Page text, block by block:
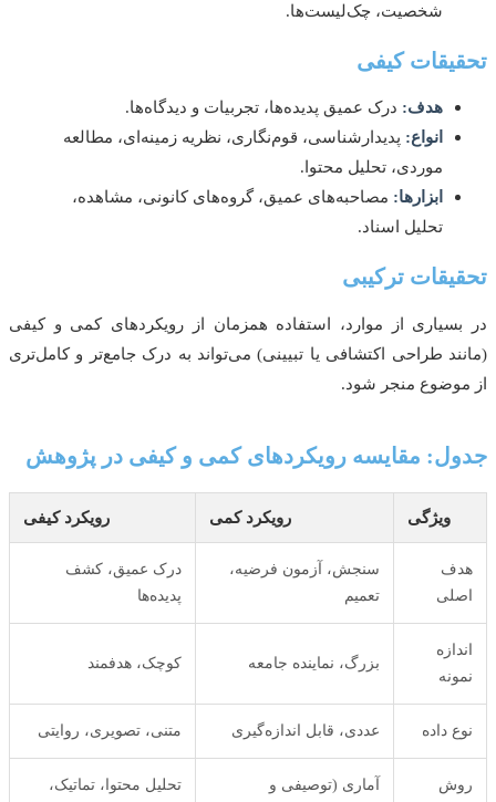
شخصیت، چک‌لیست‌ها.
کیفی
هدف:درک عمیق پدیده‌ها، تجربیات و دیدگاه‌ها.
انواع:
پدیدارشناسی، قوم‌نگاری، نظریه زمینه‌ای، مطالعه
موردی، تحلیل محتوا.
ابزارها: مصاحبه‌های عمیق، گروه‌های کانونی، مشاهده،
تحلیل اسناد.
ترکیبی
از موارد، استفاده همزمان از رویکردهای کمی و کیفی
طراحی اکتشافی یا تبیینی) می‌تواند به درک جامع‌تر و کامل‌تری
منجر شود.
مقایسه رویکردهای کمی و کیفی در پژوهش
ویژگی رویکرد کمی رویکرد کیفی
سنجش، آزمون فرضیه،
درک عمیق، کشف
پدیده‌ها
بزرگ، نماینده جامعه کوچک، هدفمند
داده عددی، قابل اندازه‌گیری متنی، تصویری، روایتی
آماری (توصیفی و
تحلیل محتوا، تماتیک،